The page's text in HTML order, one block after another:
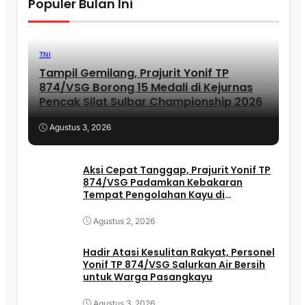
Populer Bulan Ini
TNI
Tampil Gemilang, Prajurit Yonif TP
874/VSG Borong 15 Medali di Kejurnas
Pencak Silat Sulbar Championship 2026
Agustus 3, 2026
Aksi Cepat Tanggap, Prajurit Yonif TP
874/VSG Padamkan Kebakaran
Tempat Pengolahan Kayu di
Agustus 2, 2026
Hadir Atasi Kesulitan Rakyat, Personel
Yonif TP 874/VSG Salurkan Air Bersih
untuk Warga Pasangkayu